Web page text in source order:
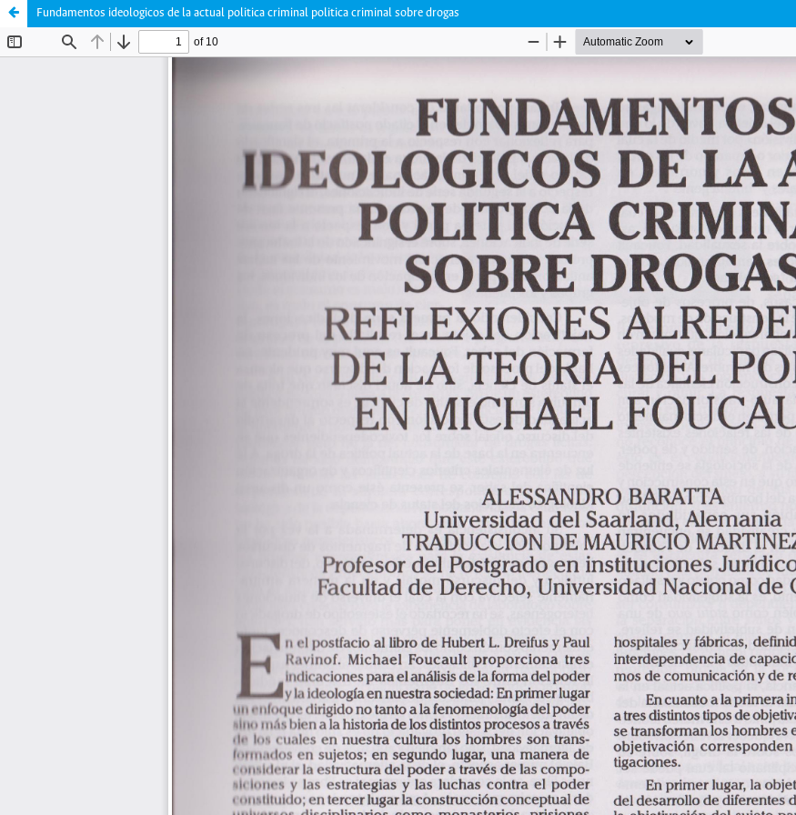
Fundamentos ideologicos de la actual politica criminal politica criminal sobre drogas